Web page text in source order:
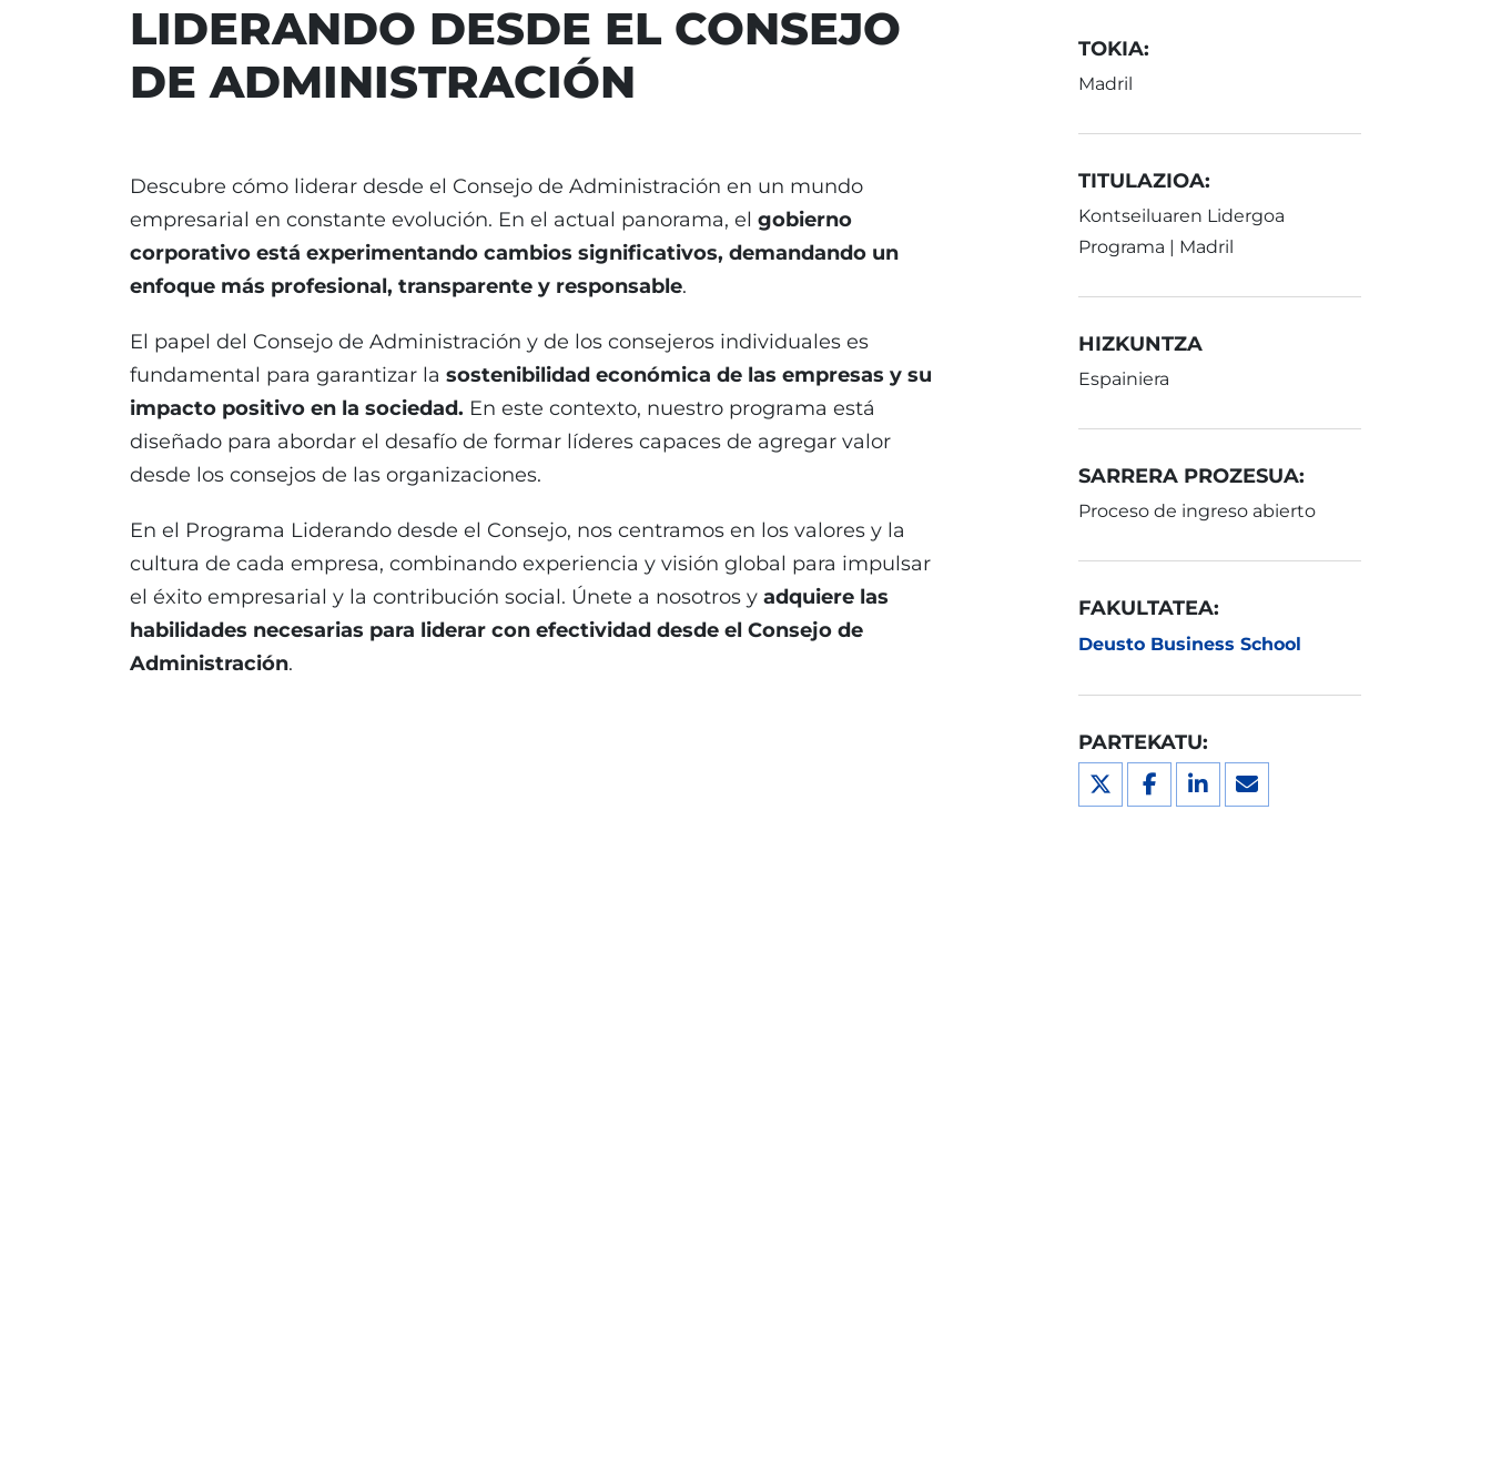
LIDERANDO DESDE EL CONSEJO
DE ADMINISTRACIÓN
Descubre cómo liderar desde el Consejo de Administración en un mundo
empresarial en constante evolución. En el actual panorama, el gobierno
corporativo está experimentando cambios significativos, demandando un
enfoque más profesional, transparente y responsable.
El papel del Consejo de Administración y de los consejeros individuales es
fundamental para garantizar la sostenibilidad económica de las empresas y su
impacto positivo en la sociedad. En este contexto, nuestro programa está
diseñado para abordar el desafío de formar líderes capaces de agregar valor
desde los consejos de las organizaciones.
En el Programa Liderando desde el Consejo, nos centramos en los valores y la
cultura de cada empresa, combinando experiencia y visión global para impulsar
el éxito empresarial y la contribución social. Únete a nosotros y adquiere las
habilidades necesarias para liderar con efectividad desde el Consejo de
Administración.
TOKIA:
Madril
TITULAZIOA:
Kontseiluaren Lidergoa
Programa | Madril
HIZKUNTZA
Espainiera
SARRERA PROZESUA:
Proceso de ingreso abierto
FAKULTATEA:
Deusto Business School
PARTEKATU: